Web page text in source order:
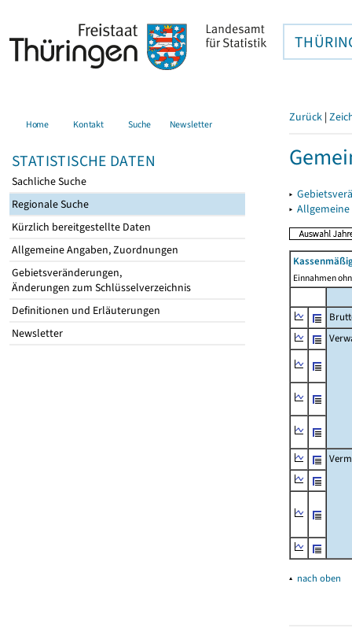
Home Kontakt Suche Newsletter
STATISTISCHE DATEN
Sachliche Suche
Regionale Suche
Kürzlich bereitgestellte Daten
Allgemeine Angaben, Zuordnungen
Gebietsveränderungen,
Änderungen zum Schlüsselverzeichnis
Definitionen und Erläuterungen
Newsletter
Zurück |
▸
▸
Einnahmen
▴ nach oben